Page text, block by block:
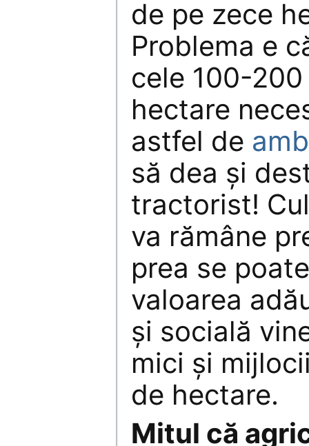
de pe zece
Problema e
cele 100-
hectare
astfel de
să dea și
tractorist!
va rămâne
prea se
valoarea
și socială
mici și
de hectare.
Mitul că